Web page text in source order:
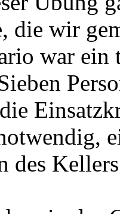
die wir
war ein
des